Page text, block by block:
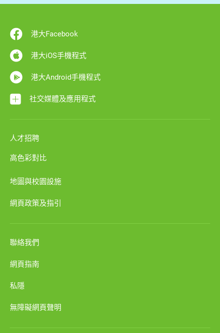
港大Facebook
港大iOS手機程式
港大Android手機程式
社交媒體及應用程式
人才招聘
高色彩對比
地圖與校園設施
網頁政策及指引
聯絡我們
網頁指南
私隱
無障礙網頁聲明